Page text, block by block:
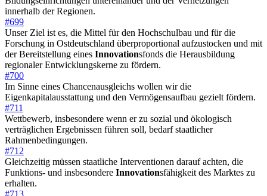
innerhalb der Regionen.
#699
Unser Ziel ist es, die Mittel für den Hochschulbau und für die
Forschung in Ostdeutschland überproportional aufzustocken und mit
der Bereitstellung eines Innovationsfonds die Herausbildung
regionaler Entwicklungskerne zu fördern.
#700
Im Sinne eines Chancenausgleichs wollen wir die
Eigenkapitalausstattung und den Vermögensaufbau gezielt fördern.
#711
Wettbewerb, insbesondere wenn er zu sozial und ökologisch
verträglichen Ergebnissen führen soll, bedarf staatlicher
Rahmenbedingungen.
#712
Gleichzeitig müssen staatliche Interventionen darauf achten, die
Funktions- und insbesondere Innovationsfähigkeit des Marktes zu
erhalten.
#713